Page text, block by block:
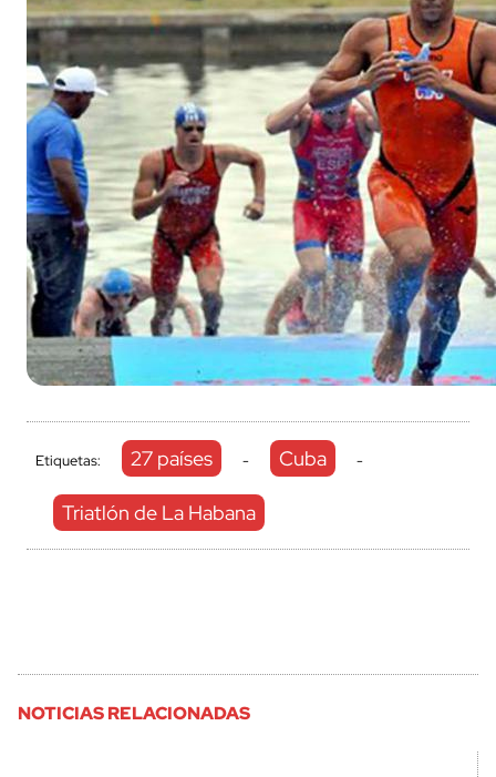
Etiquetas: 27 países - Cuba -
Triatlón de La Habana
NOTICIAS RELACIONADAS